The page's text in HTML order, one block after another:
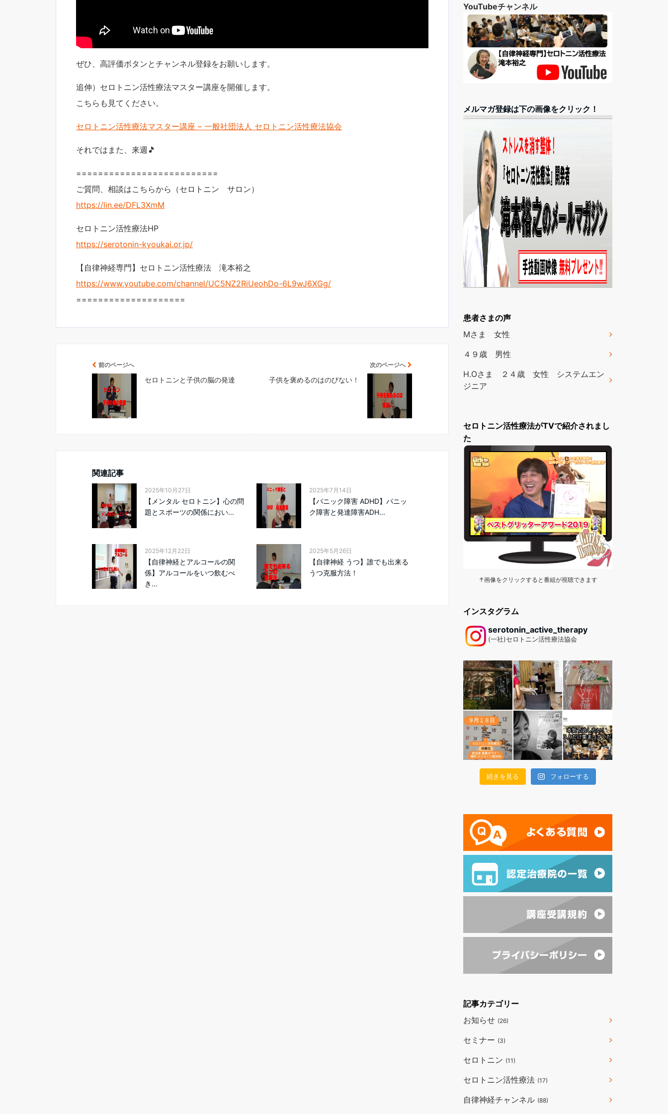
ぜひ、高評価ボタンとチャンネル登録をお願いします。
追伸）セロトニン活性療法マスター講座を開催します。
こちらも見てください。
セロトニン活性療法マスター講座 – 一般社団法人 セロトニン活性療法協会
それではまた、来週🎵
==========================
ご質問、相談はこちらから（セロトニン サロン）
https://lin.ee/DFL3XmM
セロトニン活性療法HP
https://serotonin-kyoukai.or.jp/
【自律神経専門】セロトニン活性療法 滝本裕之
https://www.youtube.com/channel/UC5NZ2RiUeohDo-6L9wJ6XGg/
====================
前のページへ
セロトニンと子供の脳の発達
次のページへ
子供を褒めるのはのびない！
関連記事
2025年10月27日
【メンタル セロトニン】心の問
題とスポーツの関係におい...
2025年7月14日
【パニック障害 ADHD】パニッ
ク障害と発達障害ADH...
2025年12月22日
【自律神経とアルコールの関
係】アルコールをいつ飲むべ
き...
2025年5月26日
【自律神経 うつ】誰でも出来る
うつ克服方法！
YouTubeチャンネル
メルマガ登録は下の画像をクリック！
患者さまの声
Mさま 女性
４９歳 男性
H.Oさま ２４歳 女性 システムエン
ジニア
セロトニン活性療法がTVで紹介されまし
た
↑画像をクリックすると番組が視聴できます
インスタグラム
serotonin_active_therapy
(一社)セロトニン活性療法協会
続きを見る フォローする
記事カテゴリー
お知らせ (26)
セミナー (3)
セロトニン (11)
セロトニン活性療法 (17)
自律神経チャンネル (88)